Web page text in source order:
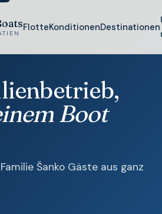
FlotteKonditionenDestinationen
Boot
Šanko Gäste aus ganz